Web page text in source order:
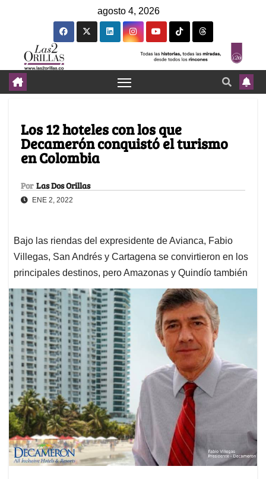
agosto 4, 2026
Los 12 hoteles con los que
Decamerón conquistó el turismo
en Colombia
Por Las Dos Orillas
ENE 2, 2022
Bajo las riendas del expresidente de Avianca, Fabio
Villegas, San Andrés y Cartagena se convirtieron en los
principales destinos, pero Amazonas y Quindío también